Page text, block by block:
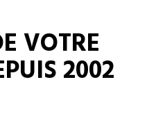
VOTRE
2002